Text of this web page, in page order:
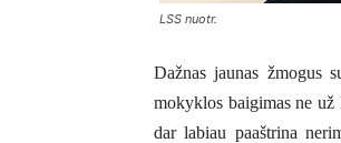
LSS nuotr.
Dažnas jaunas žmogus
mokyklos baigimas ne
dar labiau paaštrina